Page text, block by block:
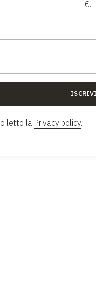
€.
letto la Privacy policy.
di moda. Le
negozio che